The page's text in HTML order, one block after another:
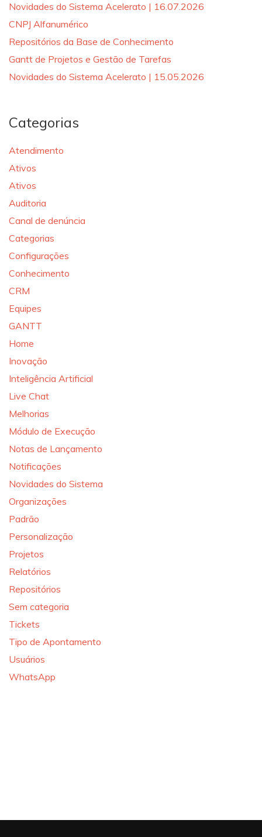
Novidades do Sistema Acelerato | 16.07.2026
CNPJ Alfanumérico
Repositórios da Base de Conhecimento
Gantt de Projetos e Gestão de Tarefas
Novidades do Sistema Acelerato | 15.05.2026
Categorias
Atendimento
Ativos
Ativos
Auditoria
Canal de denúncia
Categorias
Configurações
Conhecimento
CRM
Equipes
GANTT
Home
Inovação
Inteligência Artificial
Live Chat
Melhorias
Módulo de Execução
Notas de Lançamento
Notificações
Novidades do Sistema
Organizações
Padrão
Personalização
Projetos
Relatórios
Repositórios
Sem categoria
Tickets
Tipo de Apontamento
Usuários
WhatsApp